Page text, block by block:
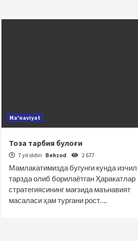
Ma'naviyat
Тоза тарбия булоғи
7 yil oldin Behzod 2 677
Мамлакатимизда бугунги кунда изчил
тарзда олиб борилаётган Ҳаракатлар
стратегиясининг мағзида маънавият
масаласи ҳам тургани рост….